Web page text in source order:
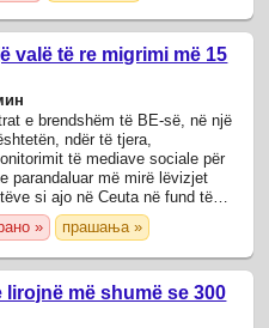
valë të re migrimi më 15
e brendshëm të BE-së, në një
ndër të tjera,
të mediave sociale për
parandaluar më mirë lëvizjet
si ajo në Ceuta në fund të
» прашања »
më shumë se 300